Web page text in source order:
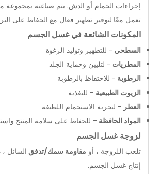
إجراءات الحمام أو الدش. يتم صياغته بمجموعة
تعمل معًا لتوفير تطهير فعال مع الحفاظ على
المكونات الشائعة في غسل الجسم
السطحي - للتطهير وتوليد الرغوة
المطريات - لتليين وحماية الجلد
الرطوبة - للاحتفاظ بالرطوبة
الزيوت الطبيعية - للتغذية
العطر - لتجربة الاستحمام اللطيفة
المواد الحافظة - للحفاظ على سلامة المنتج
لزوجة غسل الجسم
تلعب اللزوجة ، أو مقاومة سمك/تدفق السائل
إنتاج غسل الجسم.